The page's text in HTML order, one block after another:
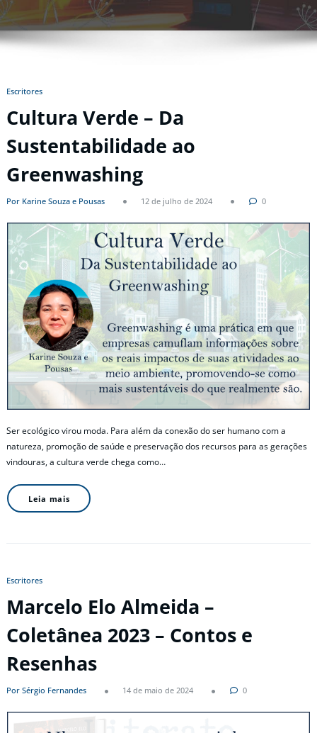
Escritores
Cultura Verde – Da
Sustentabilidade ao
Greenwashing
Por Karine Souza e Pousas 12 de julho de 2024 0
Ser ecológico virou moda. Para além da conexão do ser humano com a
natureza, promoção de saúde e preservação dos recursos para as gerações
vindouras, a cultura verde chega como…
Leia mais
Escritores
Marcelo Elo Almeida –
Coletânea 2023 – Contos e
Resenhas
Por Sérgio Fernandes 14 de maio de 2024 0